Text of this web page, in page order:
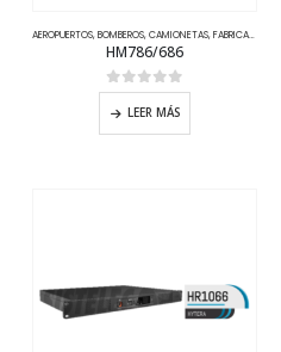
,HYTERA,TAXIS,TIPOS DE MERCADOS,TRANSPORTE
AEROPUERTOS,BOMBEROS,CAMIONETAS,FABRICAS GRANDES
HM786/686
0out of 5
LEER MÁS